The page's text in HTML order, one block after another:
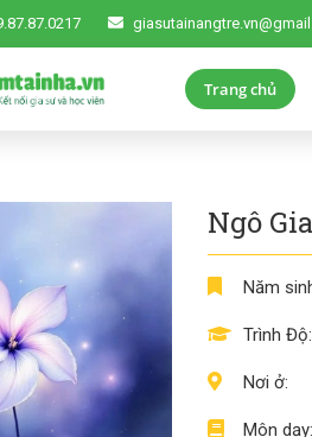
Trang chủ
Ngô
Năm
Trình Độ:
Nơi ở:
Môn dạy: